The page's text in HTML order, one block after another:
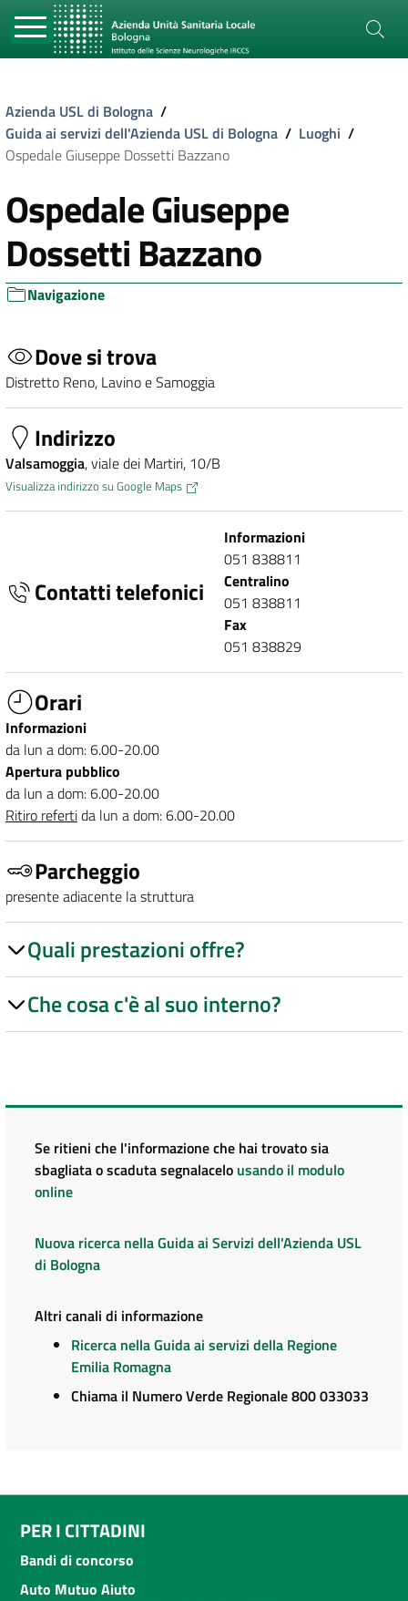
Azienda USL di Bologna /
Guida ai servizi dell'Azienda USL di Bologna / Luoghi /
Ospedale Giuseppe Dossetti Bazzano
Ospedale Giuseppe
Dossetti Bazzano
Navigazione
Dove si trova
Distretto Reno, Lavino e Samoggia
Indirizzo
Valsamoggia, viale dei Martiri, 10/B
Visualizza indirizzo su Google Maps
Contatti telefonici
Informazioni
051 838811
Centralino
051 838811
Fax
051 838829
Orari
Informazioni
da lun a dom: 6.00-20.00
Apertura pubblico
da lun a dom: 6.00-20.00
Ritiro refertida lun a dom: 6.00-20.00
Parcheggio
presente adiacente la struttura
Quali prestazioni offre?
Che cosa c'è al suo interno?
Se ritieni che l'informazione che hai trovato sia
sbagliata o scaduta segnalacelo usando il modulo
online
Nuova ricerca nella Guida ai Servizi dell'Azienda USL
di Bologna
Altri canali di informazione
Ricerca nella Guida ai servizi della Regione
Emilia Romagna
Chiama il Numero Verde Regionale 800 033033
PER I CITTADINI
Bandi di concorso
Auto Mutuo Aiuto